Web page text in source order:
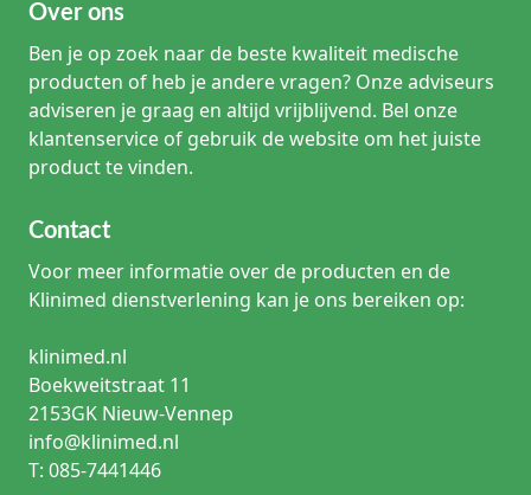
Over ons
Ben je op zoek naar de beste kwaliteit medische
producten of heb je andere vragen? Onze adviseurs
adviseren je graag en altijd vrijblijvend. Bel onze
klantenservice of gebruik de website om het juiste
product te vinden.
Contact
Voor meer informatie over de producten en de
Klinimed dienstverlening kan je ons bereiken op:
klinimed.nl
Boekweitstraat 11
2153GK Nieuw-Vennep
info@klinimed.nl
T: 085-7441446